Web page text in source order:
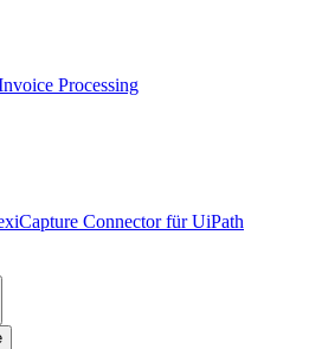
Processing
Connector für UiPath